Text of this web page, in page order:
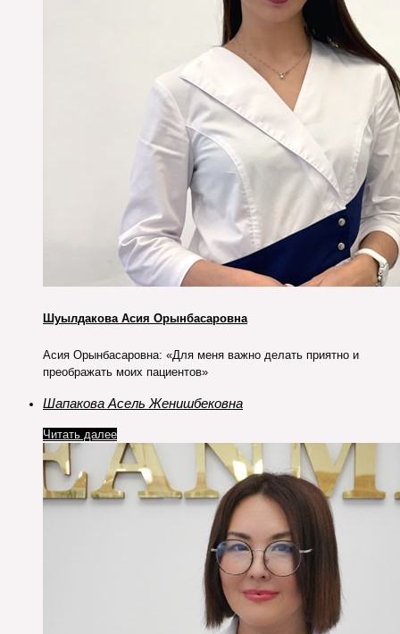
Шуылдакова Асия Орынбасаровна
Асия Орынбасаровна: «Для меня важно делать приятно и
преображать моих пациентов»
Шапакова Асель Женишбековна
Читать далее